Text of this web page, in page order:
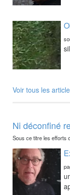
Voir tous les
Ni déconfiné
Sous ce titre les efforts